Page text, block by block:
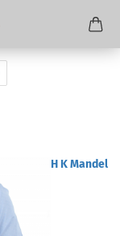
H K Mandel